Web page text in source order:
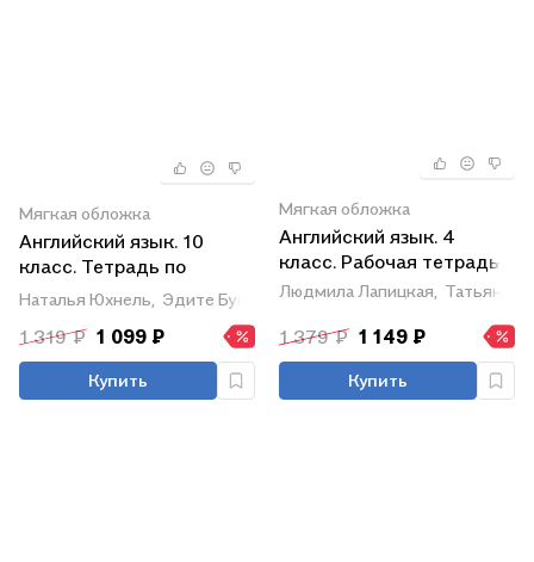
Мягкая обложка
Английский язык. 10
класс. Тетрадь по
грамматике
Наталья Юхнель, Эдите Бушуева, Татьяна Севрюкова
1 319 ₽ 1 099 ₽
Купить
Мягкая обложка
Английский язык. 4
класс. Рабочая тетрадь-1
Людмила Лапицкая, Татьяна
1 379 ₽ 1 149 ₽
Купить